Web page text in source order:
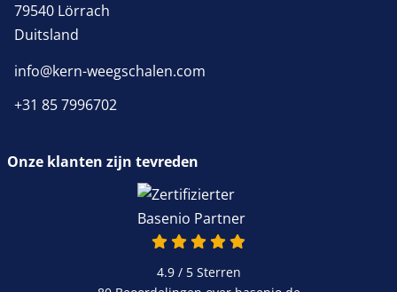
79540 Lörrach
Duitsland
info@kern-weegschalen.com
+31 85 7996702
Onze klanten zijn tevreden
4.9 van 5
4.9 / 5Sterren